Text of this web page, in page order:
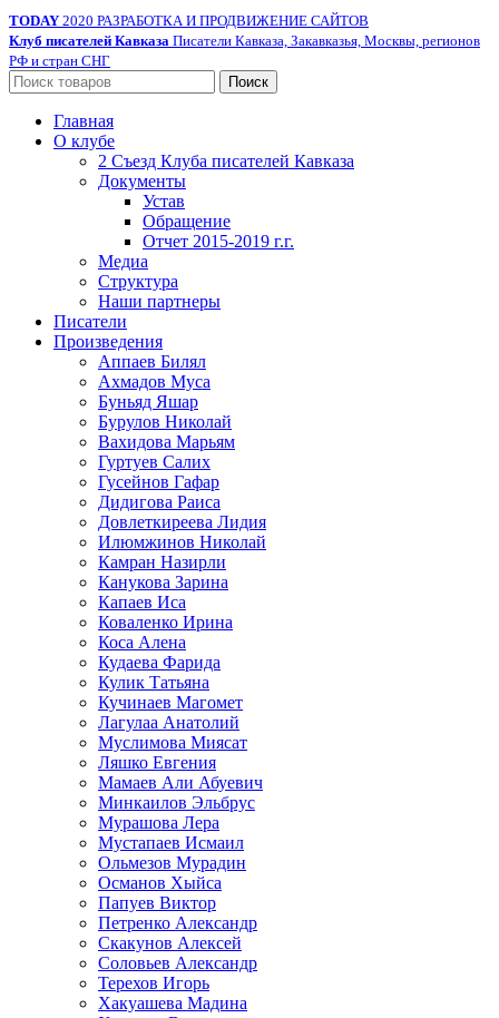
TODAY 2020 РАЗРАБОТКА И ПРОДВИЖЕНИЕ САЙТОВ
Клуб писателей Кавказа Писатели Кавказа, Закавказья, Москвы, регионов
РФ и стран СНГ
Поиск
Главная
О клубе
2 Съезд Клуба писателей Кавказа
Документы
Устав
Обращение
Отчет 2015-2019 г.г.
Медиа
Структура
Наши партнеры
Писатели
Произведения
Аппаев Билял
Ахмадов Муса
Буньяд Яшар
Бурулов Николай
Вахидова Марьям
Гуртуев Салих
Гусейнов Гафар
Дидигова Раиса
Довлеткиреева Лидия
Илюмжинов Николай
Камран Назирли
Канукова Зарина
Капаев Иса
Коваленко Ирина
Коса Алена
Кудаева Фарида
Кулик Татьяна
Кучинаев Магомет
Лагулаа Анатолий
Муслимова Миясат
Ляшко Евгения
Мамаев Али Абуевич
Минкаилов Эльбрус
Мурашова Лера
Мустапаев Исмаил
Ольмезов Мурадин
Османов Хыйса
Папуев Виктор
Петренко Александр
Скакунов Алексей
Соловьев Александр
Терехов Игорь
Хакуашева Мадина